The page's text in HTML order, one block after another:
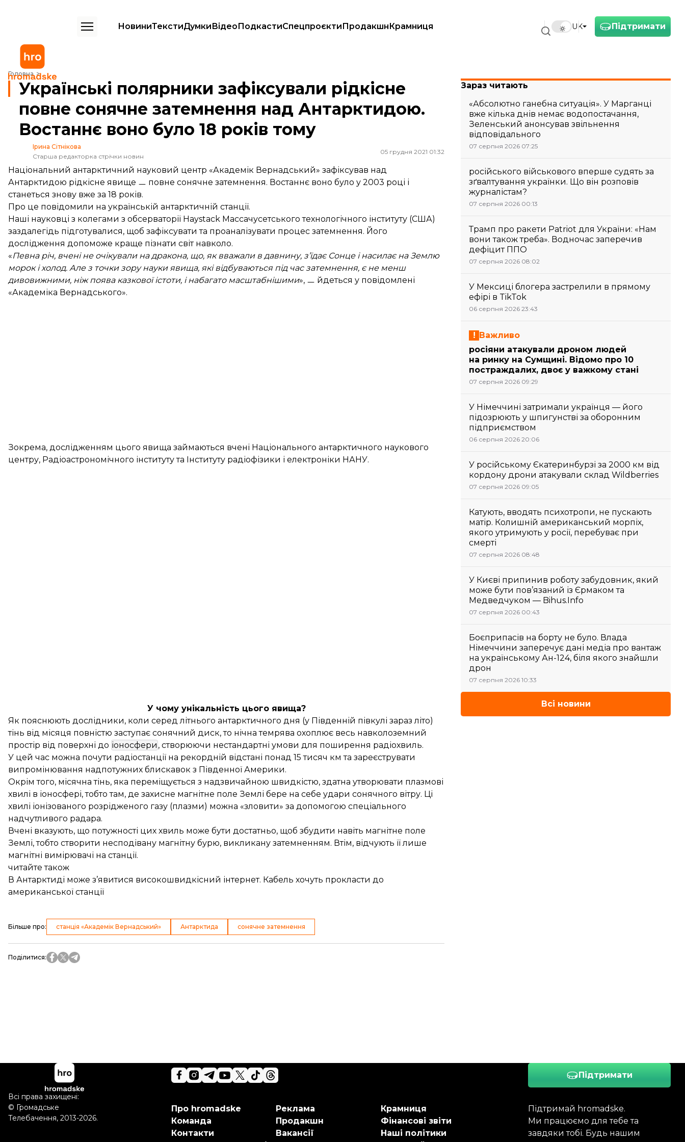
Підтримати
UK
НовиниТекстиДумкиВідеоПодкастиСпецпроєктиПродакшнКрамниця
Головна
Українські полярники зафіксували рідкісне повне сонячне затемнення над Антарктидою. Востаннє воно було 18 років тому
Українські полярники зафіксували рідкісне
повне сонячне затемнення над Антарктидою.
Востаннє воно було 18 років тому
Ірина Сітнікова
Старша редакторка стрічки новин
05 грудня 2021 01:32
Національний антарктичний науковий центр «Академік Вернадський» зафіксував над
Антарктидою рідкісне явище ㅡ повне сонячне затемнення. Востаннє воно було у 2003 році і
станеться знову вже за 18 років.
Про це повідомили на українській антарктичній станції.
Наші науковці з колегами з обсерваторії Haystack Массачусетського технологічного інституту (США)
заздалегідь підготувалися, щоб зафіксувати та проаналізувати процес затемнення. Його
дослідження допоможе краще пізнати світ навколо.
«Певна річ, вчені не очікували на дракона, що, як вважали в давнину, з’їдає Сонце і насилає на Землю
морок і холод. Але з точки зору науки явища, які відбуваються під час затемнення, є не менш
дивовижними, ніж поява казкової істоти, і набагато масштабнішими», ㅡ йдеться у повідомлені
«Академіка Вернадського».
Зокрема, дослідженням цього явища займаються вчені Національного антарктичного наукового
центру, Радіоастрономічного інституту та Інституту радіофізики і електроніки НАНУ.
У чому унікальність цього явища?
Як пояснюють дослідники, коли серед літнього антарктичного дня (у Південній півкулі зараз літо)
тінь від місяця повністю заступає сонячний диск, то нічна темрява охоплює весь навколоземний
простір від поверхні до іоносфери , створюючи нестандартні умови для поширення радіохвиль.
У цей час можна почути радіостанції на рекордній відстані понад 15 тисяч км та зареєструвати
випромінювання надпотужних блискавок з Південної Америки.
Окрім того, місячна тінь, яка переміщується з надзвичайною швидкістю, здатна утворювати плазмові
хвилі в іоносфері, тобто там, де захисне магнітне поле Землі бере на себе удари сонячного вітру. Ці
хвилі іонізованого розрідженого газу (плазми) можна «зловити» за допомогою спеціального
надчутливого радара.
Вчені вказують, що потужності цих хвиль може бути достатньо, щоб збудити навіть магнітне поле
Землі, тобто створити несподівану магнітну бурю, викликану затемненням. Втім, відчують її лише
магнітні вимірювачі на станції.
читайте також
В Антарктиді може з’явитися високошвидкісний інтернет. Кабель хочуть прокласти до
американської станції
Більше про: станція «Академік Вернадський» Антарктида сонячне затемнення
Поділитися:
Зараз читають
«Абсолютно ганебна ситуація». У Марганці
вже кілька днів немає водопостачання,
Зеленський анонсував звільнення
відповідального
07 серпня 2026 07:25
російського військового вперше судять за
зґвалтування українки. Що він розповів
журналістам?
07 серпня 2026 00:13
Трамп про ракети Patriot для України: «Нам
вони також треба». Водночас заперечив
дефіцит ППО
07 серпня 2026 08:02
У Мексиці блогера застрелили в прямому
ефірі в TikTok
06 серпня 2026 23:43
Важливо
росіяни атакували дроном людей
на ринку на Сумщині. Відомо про 10
постраждалих, двоє у важкому стані
07 серпня 2026 09:29
У Німеччині затримали українця — його
підозрюють у шпигунстві за оборонним
підприємством
06 серпня 2026 20:06
У російському Єкатеринбурзі за 2000 км від
кордону дрони атакували склад Wildberries
07 серпня 2026 09:05
Катують, вводять психотропи, не пускають
матір. Колишній американський морпіх,
якого утримують у росії, перебуває при
смерті
07 серпня 2026 08:48
У Києві припинив роботу забудовник, який
може бути пов’язаний із Єрмаком та
Медведчуком — Bihus.Info
07 серпня 2026 00:43
Боєприпасів на борту не було. Влада
Німеччини заперечує дані медіа про вантаж
на українському Ан-124, біля якого знайшли
дрон
07 серпня 2026 10:33
Всі новини
Підтримати
Підтримай hromadske.
Ми працюємо для тебе та
завдяки тобі. Будь нашим
Про hromadske
Команда
Контакти
Реклама
Продакшн
Вакансії
Крамниця
Фінансові звіти
Наші політики
Всі права захищені:
© Громадське
Телебачення, 2013-2026.